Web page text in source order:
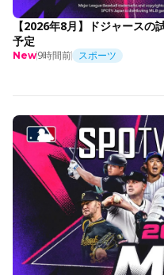
【2026年8月】ドジャース
予定
New9時間前 スポーツ